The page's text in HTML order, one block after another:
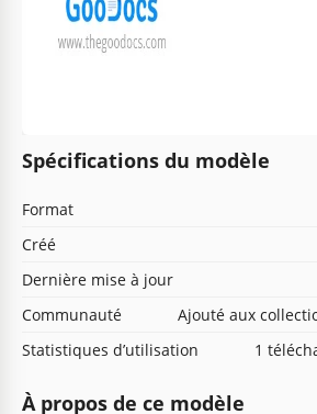
Spécifications du modèle
Format
Créé
Dernière mise à jour
Communauté
Ajouté aux
Statistiques d’utilisation
1
À propos de ce modèle